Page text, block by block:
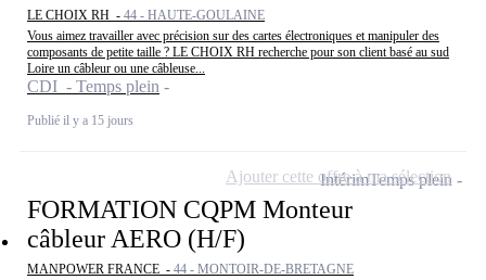
LE CHOIX RH - 44 - HAUTE-GOULAINE
Vous aimez travailler avec précision sur des cartes électroniques et manipuler des
composants de petite taille ? LE CHOIX RH recherche pour son client basé au sud
Loire un câbleur ou une câbleuse...
CDI - Temps plein
Publié il y a 15 jours
FORMATION CQPM Monteur
câbleur AERO (H/F)
MANPOWER FRANCE - 44 - MONTOIR-DE-BRETAGNE
IntérimTemps plein
Ajouter cette offre à ma sélection